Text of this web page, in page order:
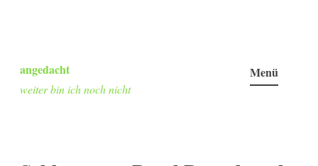
Inhalt
springen
angedacht
weiter bin ich noch nicht
Menü